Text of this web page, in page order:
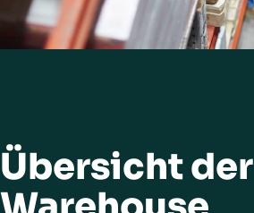
Übersicht der